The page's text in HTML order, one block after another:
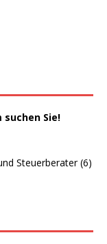
Sie!
Steuerberater (6)